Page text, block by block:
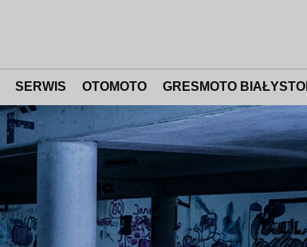
SERWIS OTOMOTO GRESMOTO